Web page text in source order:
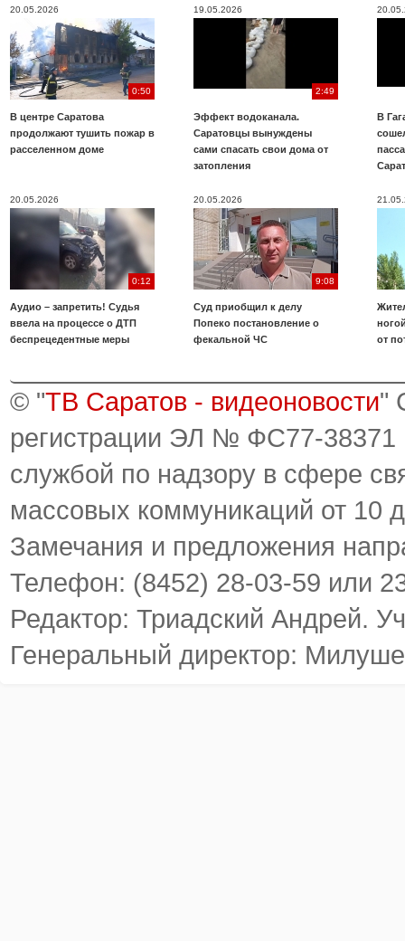
20.05.2026
0:50
В центре Саратова
продолжают тушить пожар в
расселенном доме
19.05.2026
2:49
Эффект водоканала.
Саратовцы вынуждены
сами спасать свои дома от
затопления
В
20.05.2026
0:12
Аудио – запретить! Судья
ввела на процессе о ДТП
беспрецедентные меры
20.05.2026
9:08
Суд приобщил к делу
Попеко постановление о
фекальной ЧС
от
© "ТВ Саратов - видеоновости"
регистрации ЭЛ № ФС77-38371
службой по надзору в сфере
массовых коммуникаций от 10
Замечания и предложения
Телефон: (8452) 28-03-59 или
Редактор: Триадский Андрей.
Генеральный директор: